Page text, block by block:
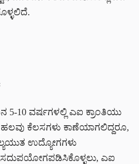
5-10 ವರ್ಷಗಳಲ್ಲಿ ಎಐ ಕ್ರಾಂತಿಯು
ಕೆಲಸಗಳು ಕಾಣೆಯಾಗಲಿದ್ದರೂ,
ಉದ್ಯೋಗಗಳು
ಸದುಪಯೋಗಪಡಿಸಿಕೊಳ್ಳಲು, ಎಐ